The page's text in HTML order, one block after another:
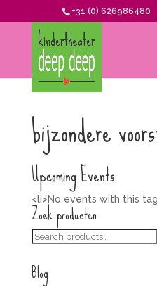
+31 (0) 626986480
bijzondere
Upcoming Events
<li>No events with this
Zoek producten
Zoeken
Blog